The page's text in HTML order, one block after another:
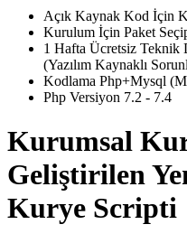
Açık Kaynak Kod İçin
Kurulum İçin Paket
1 Hafta Ücretsiz Teknik
(Yazılım Kaynaklı
Kodlama Php+Mysql
Php Versiyon 7.2 - 7.4
Kurumsal
Geliştirilen
Kurye Scripti